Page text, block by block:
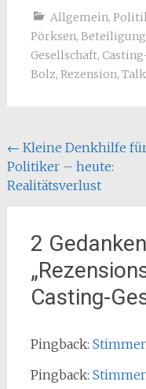
Allgemein,
Pörksen,
Gesellschaft,
Bolz, Rezension,
← Kleine Denkhilfe
Politiker – heute:
Realitätsverlust
2
„
Casting-
Pingback:
Pingback: